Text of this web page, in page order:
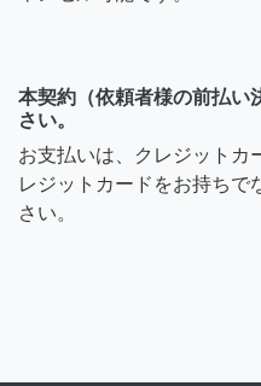
本契約（依頼者様の前払い
さい。
お支払いは、クレジットカ
レジットカードをお持ちで
さい。